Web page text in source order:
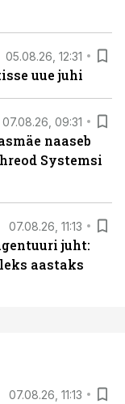
05.08.26, 12:31
uue juhi
07.08.26, 09:31
naaseb
Systemsi
07.08.26, 11:13
juht:
aastaks
07.08.26, 11:13